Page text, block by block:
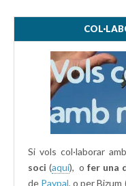
Si vols col·laborar
soci (aquí), ofer una
de Paypal, o per Bizum